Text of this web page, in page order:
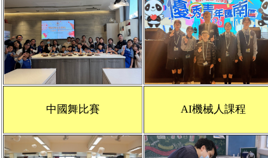
中國舞比賽 AI機械人課程